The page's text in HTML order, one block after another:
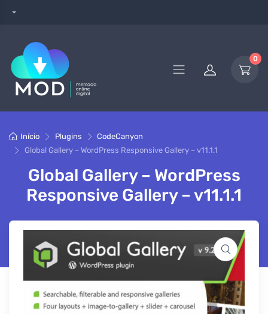
0
Início Plugins
CodeCanyon
Global Gallery – WordPress Responsive Gallery – v11.1.1
Global Gallery – WordPress
Responsive Gallery – v11.1.1